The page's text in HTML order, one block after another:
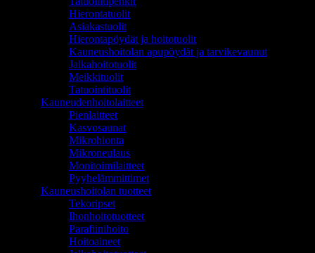
Hierontatuolit
Asiakastuolit
Hierontapöydät ja hoitotuolit
Kauneushoitolan apupöydät ja tarvikevaunut
Jalkahoitotuolit
Meikkituolit
Tatuointituolit
Kauneudenhoitolaitteet
Pienlaitteet
Kasvosaunat
Mikrohionta
Mikroneulaus
Monitoimilaitteet
Pyyhelämmittimet
Kauneushoitolan tuotteet
Tekoripset
Ihonhoitotuotteet
Parafiinihoito
Hoitoaineet